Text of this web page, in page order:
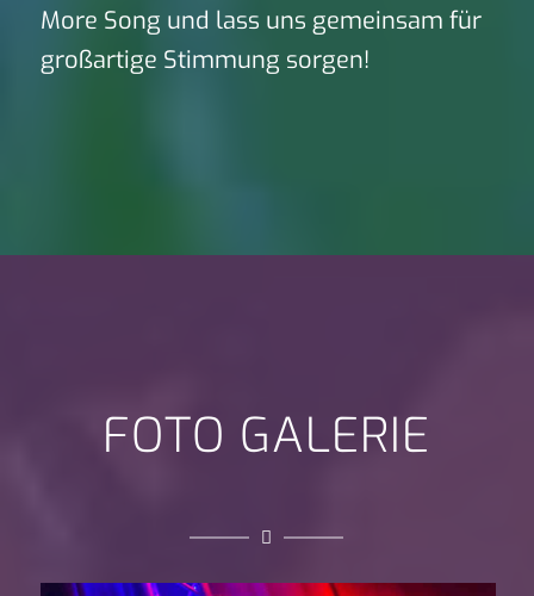
More Song und lass uns gemeinsam für
großartige Stimmung sorgen!
FOTO GALERIE